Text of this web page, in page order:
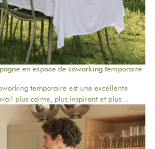
en espace de coworking temporaire
temporaire est une excellente
plus calme, plus inspirant et plus
de réunir les collaborateurs dans
aux échanges et à la créativité. Pour une
de Paris ou une retraite de plusieurs